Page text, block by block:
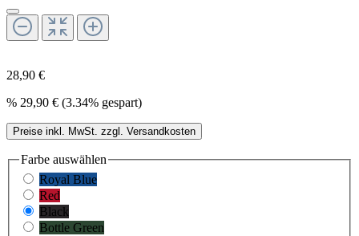
28,90 €
% 29,90 € (3.34% gespart)
Preise inkl. MwSt. zzgl. Versandkosten
Farbe auswählen
Royal Blue
Red
Black
Bottle Green